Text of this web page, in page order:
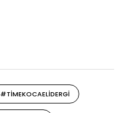
#TIMEKOCAELIDERGI